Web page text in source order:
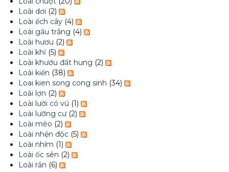
Loài dơi (2)
Loài ếch cây (4)
Loài gấu trắng (4)
Loài hươu (2)
Loài khỉ (5)
Loài khướu đất hung (2)
Loài kiến (38)
Loai kien song cong sinh (34)
Loài lợn (2)
Loài lười có vú (1)
Loài lưỡng cư(2)
Loài mèo (2)
Loài nhện độc (5)
Loài nhím (1)
Loài ốc sên (2)
Loài rắn (6)